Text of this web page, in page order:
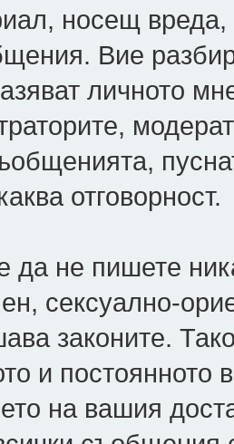
носещ
Вие
личното
отговорност.
да не пишете
сексуално-
законите.
и постоянното
на вашия